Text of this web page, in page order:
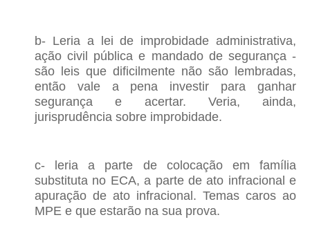
b- Leria a lei de improbidade administrativa,
ação civil pública e mandado de segurança -
são leis que dificilmente não são lembradas,
então vale a pena investir para ganhar
segurança e acertar. Veria, ainda,
jurisprudência sobre improbidade.
c- leria a parte de colocação em família
substituta no ECA, a parte de ato infracional e
apuração de ato infracional. Temas caros ao
MPE e que estarão na sua prova.